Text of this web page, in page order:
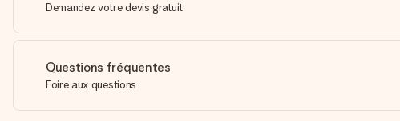
Demandez votre devis gratuit
Questions fréquentes
Foire aux questions